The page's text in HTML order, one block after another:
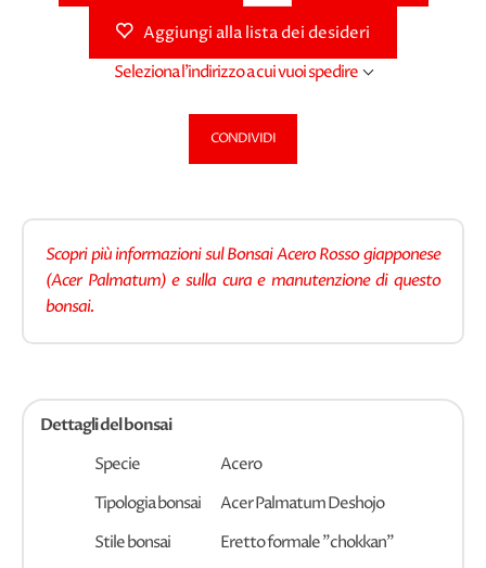
Aggiungi alla lista dei desideri
Seleziona l'indirizzo a cui vuoi spedire
CONDIVIDI
Scopri più informazioni sul Bonsai Acero Rosso giapponese
(Acer Palmatum) e sulla cura e manutenzione di questo
bonsai.
Dettagli del bonsai
Specie
Acero
Tipologia bonsai
Acer Palmatum Deshojo
Stile bonsai
Eretto formale "chokkan"